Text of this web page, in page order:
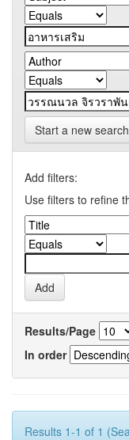
Start a new search
Add filters:
Use filters to refine
Results/Page
In order
Results 1-1 of 1